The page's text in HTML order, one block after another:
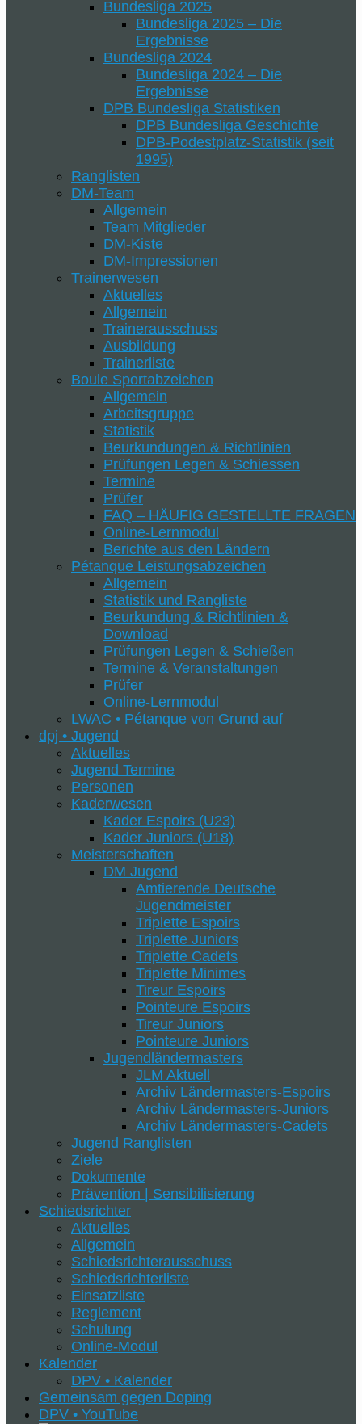
Bundesliga 2025
Bundesliga 2025 – Die
Ergebnisse
Bundesliga 2024
Bundesliga 2024 – Die
Ergebnisse
DPB Bundesliga Statistiken
DPB Bundesliga Geschichte
DPB-Podestplatz-Statistik (seit
1995)
Ranglisten
DM-Team
Allgemein
Team Mitglieder
DM-Kiste
DM-Impressionen
Trainerwesen
Aktuelles
Allgemein
Trainerausschuss
Ausbildung
Trainerliste
Boule Sportabzeichen
Allgemein
Arbeitsgruppe
Statistik
Beurkundungen & Richtlinien
Prüfungen Legen & Schiessen
Termine
Prüfer
FAQ – HÄUFIG GESTELLTE FRAGEN
Online-Lernmodul
Berichte aus den Ländern
Pétanque Leistungsabzeichen
Allgemein
Statistik und Rangliste
Beurkundung & Richtlinien &
Download
Prüfungen Legen & Schießen
Termine & Veranstaltungen
Prüfer
Online-Lernmodul
LWAC • Pétanque von Grund auf
dpj • Jugend
Aktuelles
Jugend Termine
Personen
Kaderwesen
Kader Espoirs (U23)
Kader Juniors (U18)
Meisterschaften
DM Jugend
Amtierende Deutsche
Jugendmeister
Triplette Espoirs
Triplette Juniors
Triplette Cadets
Triplette Minimes
Tireur Espoirs
Pointeure Espoirs
Tireur Juniors
Pointeure Juniors
Jugendländermasters
JLM Aktuell
Archiv Ländermasters-Espoirs
Archiv Ländermasters-Juniors
Archiv Ländermasters-Cadets
Jugend Ranglisten
Ziele
Dokumente
Prävention | Sensibilisierung
Schiedsrichter
Aktuelles
Allgemein
Schiedsrichterausschuss
Schiedsrichterliste
Einsatzliste
Reglement
Schulung
Online-Modul
Kalender
DPV • Kalender
Gemeinsam gegen Doping
DPV • YouTube